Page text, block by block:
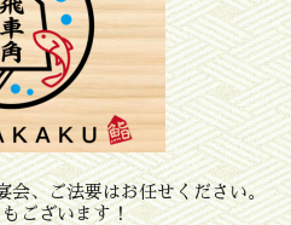
会、ご法要はお任せください。
もございます！